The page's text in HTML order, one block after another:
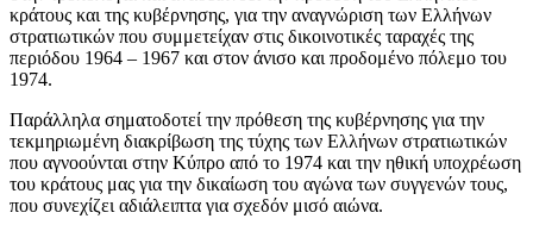
κράτους και της κυβέρνησης, για την αναγνώριση των Ελλήνων
στρατιωτικών που συμμετείχαν στις δικοινοτικές ταραχές της
περιόδου 1964 – 1967 και στον άνισο και προδομένο πόλεμο του
1974.
Παράλληλα σηματοδοτεί την πρόθεση της κυβέρνησης για την
τεκμηριωμένη διακρίβωση της τύχης των Ελλήνων στρατιωτικών
που αγνοούνται στην Κύπρο από το 1974 και την ηθική υποχρέωση
του κράτους μας για την δικαίωση του αγώνα των συγγενών τους,
που συνεχίζει αδιάλειπτα για σχεδόν μισό αιώνα.